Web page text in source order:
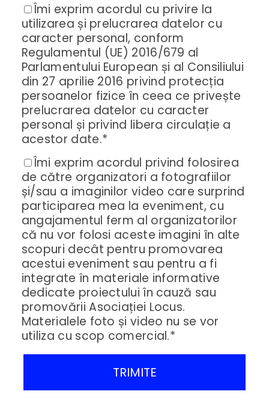
Îmi exprim acordul cu privire la
utilizarea și prelucrarea datelor cu
caracter personal, conform
Regulamentul (UE) 2016/679 al
Parlamentului European și al Consiliului
din 27 aprilie 2016 privind protecția
persoanelor fizice în ceea ce privește
prelucrarea datelor cu caracter
personal și privind libera circulație a
acestor date.*
Îmi exprim acordul privind folosirea
de către organizatori a fotografiilor
și/sau a imaginilor video care surprind
participarea mea la eveniment, cu
angajamentul ferm al organizatorilor
că nu vor folosi aceste imagini în alte
scopuri decât pentru promovarea
acestui eveniment sau pentru a fi
integrate în materiale informative
dedicate proiectului în cauză sau
promovării Asociației Locus.
Materialele foto și video nu se vor
utiliza cu scop comercial.*